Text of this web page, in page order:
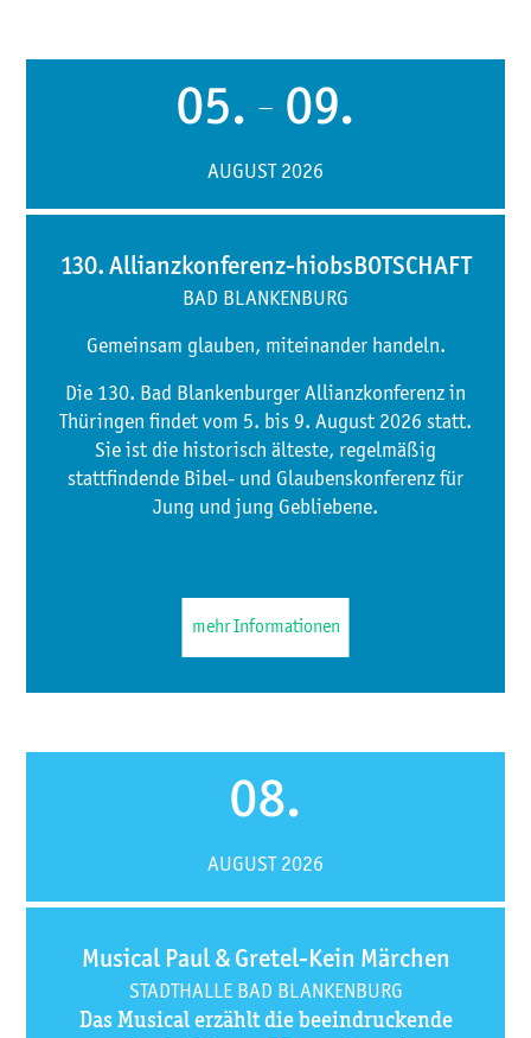
05. — 09.
AUGUST 2026
130. Allianzkonferenz-hiobsBOTSCHAFT
BAD BLANKENBURG
Gemeinsam glauben, miteinander handeln.
Die 130. Bad Blankenburger Allianzkonferenz in
Thüringen findet vom 5. bis 9. August 2026 statt.
Sie ist die historisch älteste, regelmäßig
stattfindende Bibel- und Glaubenskonferenz für
Jung und jung Gebliebene.
mehr Informationen
08.
AUGUST 2026
Musical Paul & Gretel-Kein Märchen
STADTHALLE BAD BLANKENBURG
Das Musical erzählt die beeindruckende